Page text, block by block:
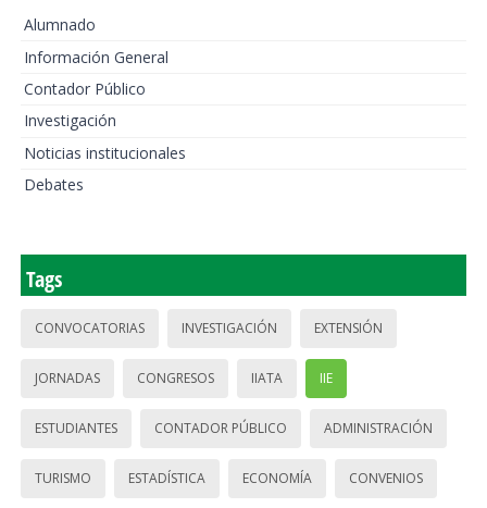
Alumnado
Información General
Contador Público
Investigación
Noticias institucionales
Debates
Tags
CONVOCATORIAS INVESTIGACIÓN EXTENSIÓN
JORNADAS CONGRESOS IIATA IIE
ESTUDIANTES CONTADOR PÚBLICO ADMINISTRACIÓN
TURISMO ESTADÍSTICA ECONOMÍA CONVENIOS